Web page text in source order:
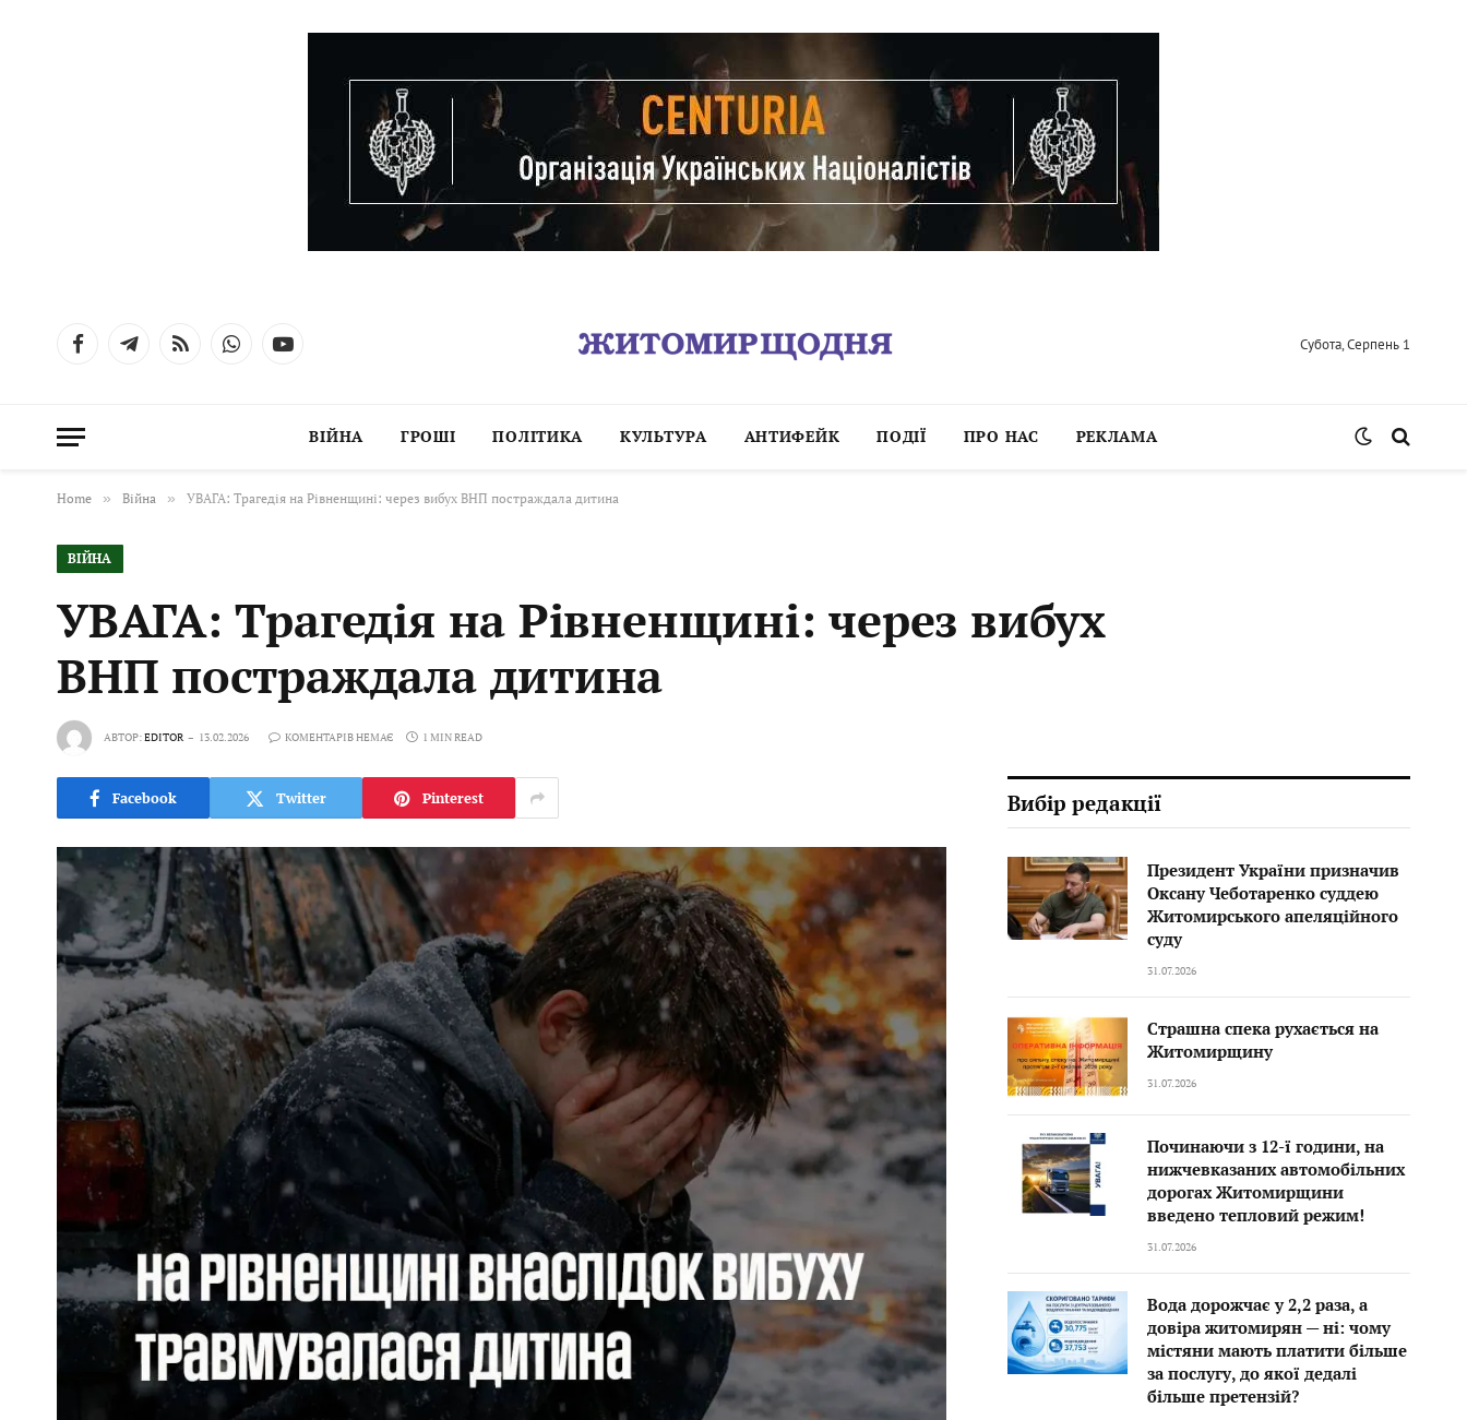
FacebookTelegramRSS WhatsAppYouTube Субота, Серпень 1
ВІЙНА ГРОШІ ПОЛІТИКА КУЛЬТУРА АНТИФЕЙК ПОДІЇ ПРО НАС РЕКЛАМА
Home » Війна » УВАГА: Трагедія на Рівненщині: через вибух ВНП постраждала дитина
ВІЙНА
УВАГА: Трагедія на Рівненщині: через вибух
ВНП постраждала дитина
АВТОР:EDITOR 13.02.2026 КОМЕНТАРІВ НЕМАЄ 1 MIN READ
Facebook Twitter Pinterest Вибір редакції
Президент України призначив
Оксану Чеботаренко суддею
Житомирського апеляційного
суду
31.07.2026
Страшна спека рухається на
Житомирщину
31.07.2026
Починаючи з 12-ї години, на
нижчевказаних автомобільних
дорогах Житомирщини
введено тепловий режим!
31.07.2026
Вода дорожчає у 2,2 раза, а
довіра житомирян — ні: чому
містяни мають платити більше
за послугу, до якої дедалі
більше претензій?